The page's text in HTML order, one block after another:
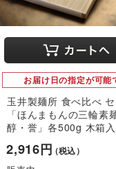
お届け日の指定が可能
玉井製麺所 食べ比べ セ
「ほんまもんの三輪素
醇・誉」各500g 木箱
2,916円（税込）